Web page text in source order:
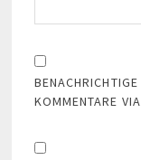
KOMMENTARE